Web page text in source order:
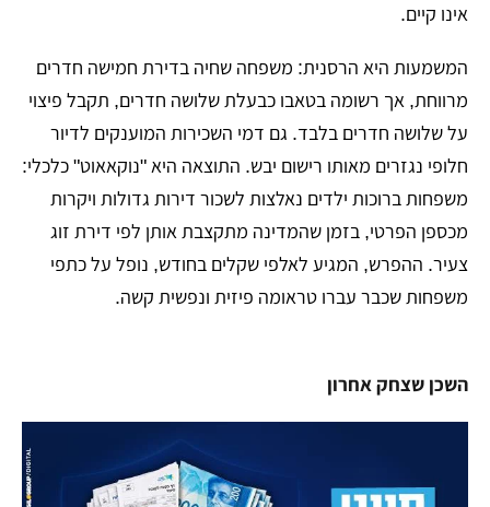
אינו קיים.
​המשמעות היא הרסנית: משפחה שחיה בדירת חמישה חדרים
מרווחת, אך רשומה בטאבו כבעלת שלושה חדרים, תקבל פיצוי
על שלושה חדרים בלבד. גם דמי השכירות המוענקים לדיור
חלופי נגזרים מאותו רישום יבש. התוצאה היא "נוקאאוט" כלכלי:
משפחות ברוכות ילדים נאלצות לשכור דירות גדולות ויקרות
מכספן הפרטי, בזמן שהמדינה מתקצבת אותן לפי דירת זוג
צעיר. ההפרש, המגיע לאלפי שקלים בחודש, נופל על כתפי
משפחות שכבר עברו טראומה פיזית ונפשית קשה.
השכן שצחק אחרון